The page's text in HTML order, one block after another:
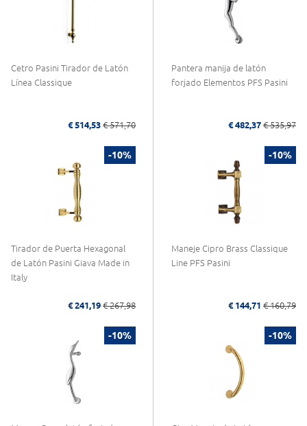
Cetro Pasini Tirador de Latón
Línea Classique
€ 514,53 € 571,70
Pantera manija de latón
forjado Elementos PFS Pasini
€ 482,37 € 535,97
-10%
Tirador de Puerta Hexagonal
de Latón Pasini Giava Made in
Italy
€ 241,19 € 267,98
-10%
Maneje Cipro Brass Classique
Line PFS Pasini
€ 144,71 € 160,79
-10% -10%